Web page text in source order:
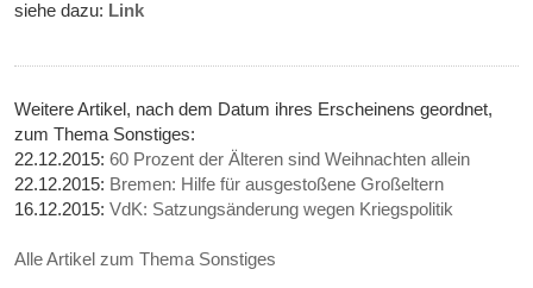
siehe dazu: Link
Weitere Artikel, nach dem Datum ihres Erscheinens geordnet,
zum Thema Sonstiges:
22.12.2015:60 Prozent der Älteren sind Weihnachten allein
22.12.2015: Bremen: Hilfe für ausgestoßene Großeltern
16.12.2015:VdK: Satzungsänderung wegen Kriegspolitik
Alle Artikel zum Thema Sonstiges